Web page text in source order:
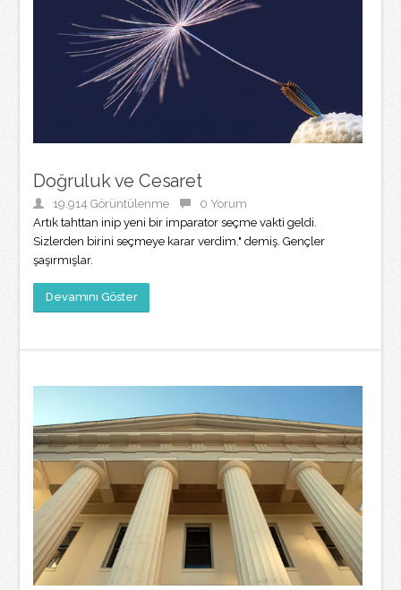
Doğruluk ve Cesaret
19.914 Görüntülenme
0 Yorum
Artık tahttan inip yeni bir imparator seçme vakti geldi.
Sizlerden birini seçmeye karar verdim." demiş. Gençler
şaşırmışlar.
Devamını Göster